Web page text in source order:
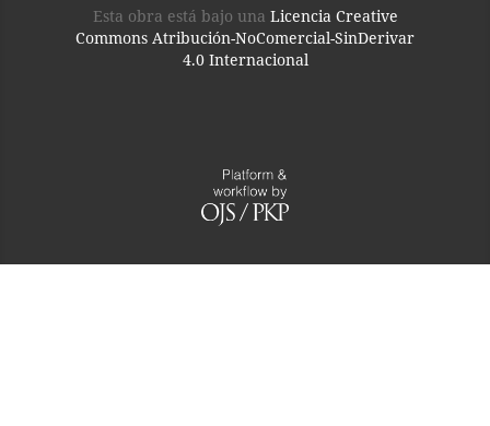
Esta obra está bajo una Licencia Creative
Commons Atribución-NoComercial-SinDerivar
4.0 Internacional